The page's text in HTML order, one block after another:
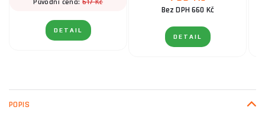
Původní cena:617 Kč
DETAIL
Bez DPH 660 Kč
DETAIL
POPIS